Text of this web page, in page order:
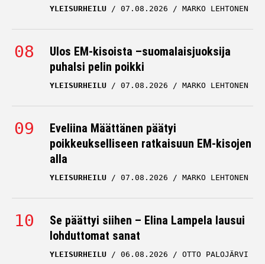
YLEISURHEILU 07.08.2026 MARKO LEHTONEN
Ulos EM-kisoista –suomalaisjuoksija
puhalsi pelin poikki
YLEISURHEILU 07.08.2026 MARKO LEHTONEN
Eveliina Määttänen päätyi
poikkeukselliseen ratkaisuun EM-kisojen
alla
YLEISURHEILU 07.08.2026 MARKO LEHTONEN
Se päättyi siihen – Elina Lampela lausui
lohduttomat sanat
YLEISURHEILU 06.08.2026 OTTO PALOJÄRVI